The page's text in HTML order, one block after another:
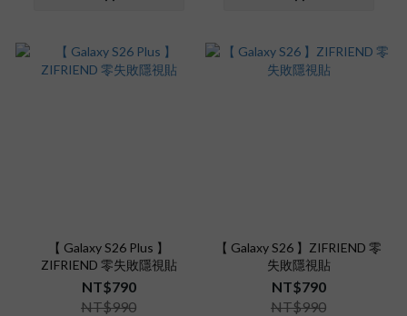
【 Galaxy S26 Plus 】
ZIFRIEND 零失敗隱視貼
NT$790
NT$990
【 Galaxy S26 】ZIFRIEND 零
失敗隱視貼
NT$790
NT$990